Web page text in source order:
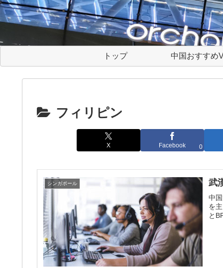
トップ 中国おすすめ
フィリピン
X Facebook 0
シンガポール 武
中
を
と